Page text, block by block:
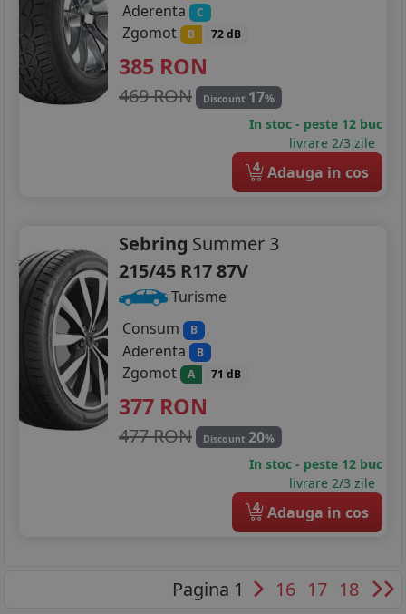
Aderenta C
Zgomot B 72 dB
385 RON
469 RON Discount 17%
In stoc - peste 12 buc
livrare 2/3 zile
4 Adauga in cos
Sebring Summer 3
215/45 R17 87V
Turisme
Consum
B
Aderenta B
Zgomot A 71 dB
377 RON
477 RON Discount 20%
In stoc - peste 12 buc
livrare 2/3 zile
4 Adauga in cos
Pagina 1 16 17 18